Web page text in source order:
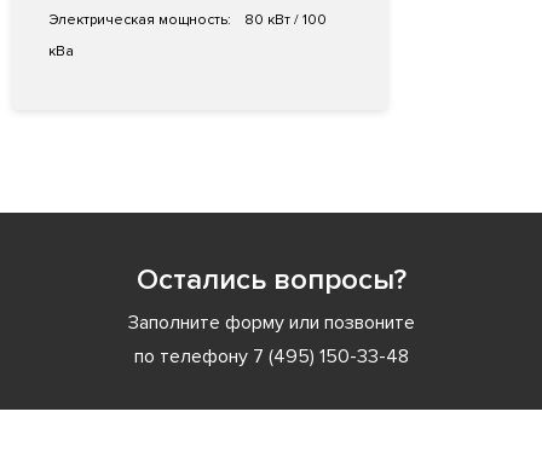
Электрическая мощность:
80 кВт / 100
кВа
Остались вопросы?
Заполните форму или позвоните
по телефону 7 (495) 150-33-48